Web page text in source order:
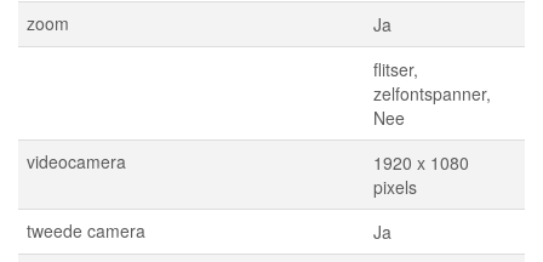
zoom
Ja
flitser,
zelfontspanner,
Nee
videocamera
1920 x 1080
pixels
tweede camera
Ja